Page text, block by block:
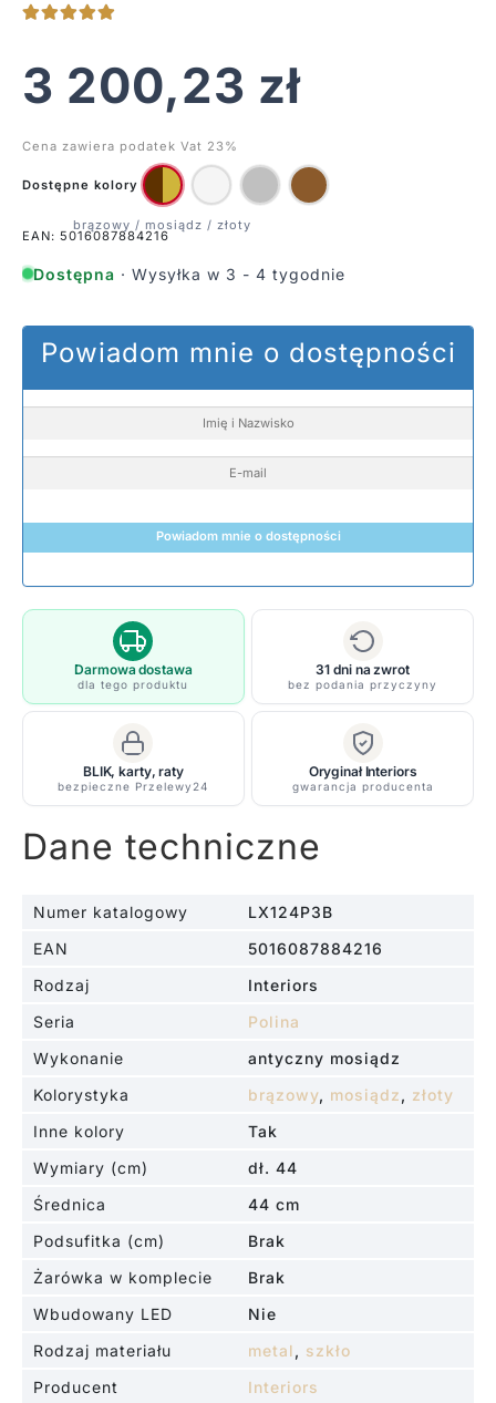
3 200,23 zł
Cena zawiera podatek Vat 23%
Dostępne kolory
EAN: 5016087884216
Dostępna · Wysyłka w 3 - 4 tygodnie
Powiadom mnie o dostępności
Powiadom mnie o dostępności
Darmowa dostawa
dla tego produktu
31 dni na zwrot
bez podania przyczyny
BLIK, karty, raty
bezpieczne Przelewy24
Oryginał Interiors
gwarancja producenta
Dane techniczne
Numer katalogowy
LX124P3B
EAN
5016087884216
Rodzaj
Interiors
Seria
Polina
Wykonanie
antyczny mosiądz
Kolorystyka
brązowy, mosiądz , złoty
Inne kolory
Tak
Wymiary (cm)
dł. 44
Średnica
44 cm
Podsufitka (cm)
Brak
Żarówka w komplecie
Brak
Wbudowany LED
Nie
Rodzaj materiału
metal , szkło
Producent
Interiors